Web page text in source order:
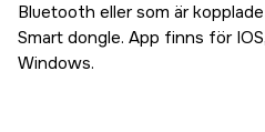
Bluetooth eller som är
Smart dongle. App finns för
Windows.